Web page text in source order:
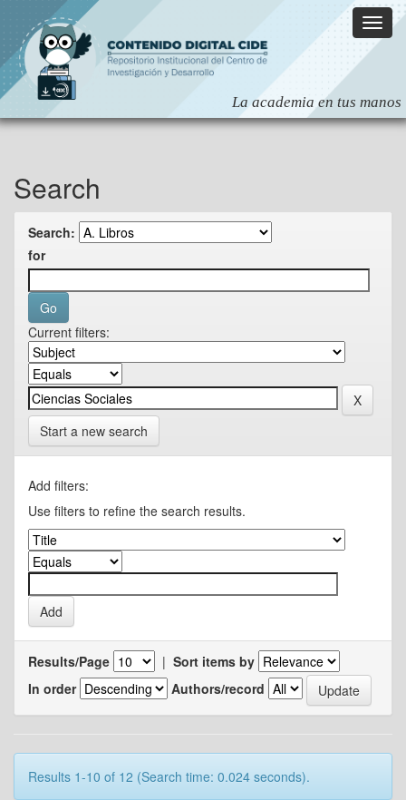
navigation
Search
Search:
for
Current filters:
Start a new search
Add filters:
Use filters to refine the search results.
Results/Page | Sort items by
In order
Authors/record
Results 1-10 of 12 (Search time: 0.024 seconds).